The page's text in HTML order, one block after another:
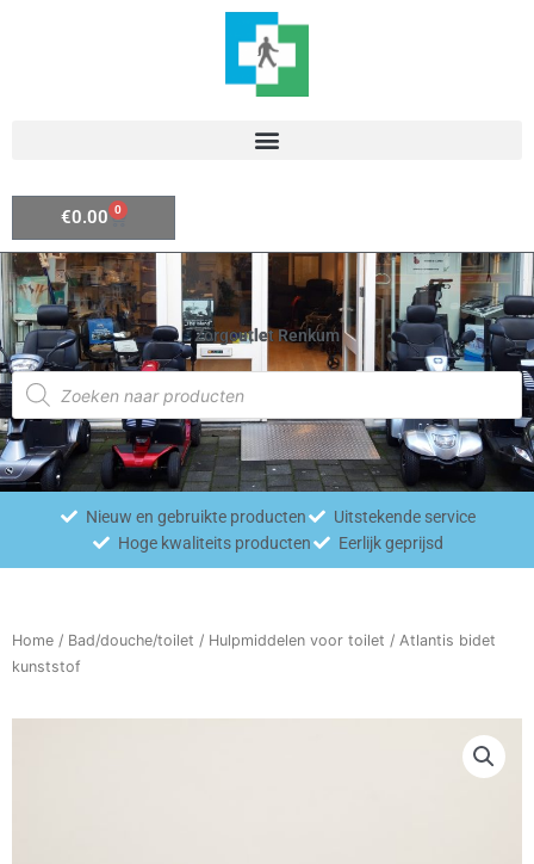
€0.00 0
Winkelwagen
Zorgoutlet Renkum
Producten
zoeken
Nieuw en gebruikte producten
Uitstekende service
Hoge kwaliteits producten
Eerlijk geprijsd
Home / Bad/douche/toilet / Hulpmiddelen voor toilet / Atlantis bidet
kunststof